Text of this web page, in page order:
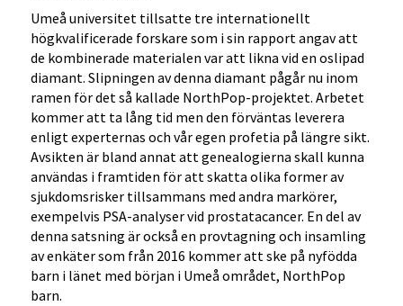
Umeå universitet tillsatte tre internationellt
högkvalificerade forskare som i sin rapport angav att
de kombinerade materialen var att likna vid en oslipad
diamant. Slipningen av denna diamant pågår nu inom
ramen för det så kallade NorthPop-projektet. Arbetet
kommer att ta lång tid men den förväntas leverera
enligt experternas och vår egen profetia på längre sikt.
Avsikten är bland annat att genealogierna skall kunna
användas i framtiden för att skatta olika former av
sjukdomsrisker tillsammans med andra markörer,
exempelvis PSA-analyser vid prostatacancer. En del av
denna satsning är också en provtagning och insamling
av enkäter som från 2016 kommer att ske på nyfödda
barn i länet med början i Umeå området, NorthPop
barn.